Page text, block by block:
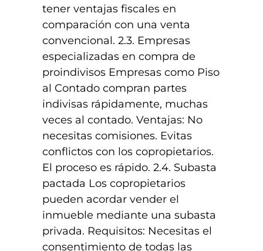
tener ventajas fiscales en
comparación con una venta
convencional. 2.3. Empresas
especializadas en compra de
proindivisos Empresas como Piso
al Contado compran partes
indivisas rápidamente, muchas
veces al contado. Ventajas: No
necesitas comisiones. Evitas
conflictos con los copropietarios.
El proceso es rápido. 2.4. Subasta
pactada Los copropietarios
pueden acordar vender el
inmueble mediante una subasta
privada. Requisitos: Necesitas el
consentimiento de todas las